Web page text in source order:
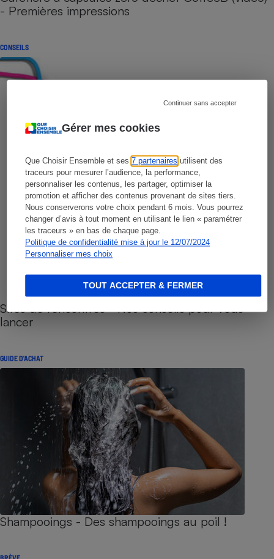
Gérer mes cookies
Que Choisir Ensemble et ses7 partenaires utilisent des
traceurs pour mesurer l’audience, la performance,
personnaliser les contenus, les partager, optimiser la
promotion et afficher des contenus provenant de sites tiers.
Nous conserverons votre choix pendant 6 mois. Vous pourrez
changer d’avis à tout moment en utilisant le lien « paramétrer
les traceurs » en bas de chaque page.
Politique de confidentialité mise à jour le 12/07/2024
Personnaliser mes choix
Continuer sans accepter
TOUT ACCEPTER & FERMER
- Premières impressions
CONSEILS
Sites de rencontres - Nos conseils pour vous
lancer
GUIDE D'ACHAT
Shampooings - Des shampooings au poil !